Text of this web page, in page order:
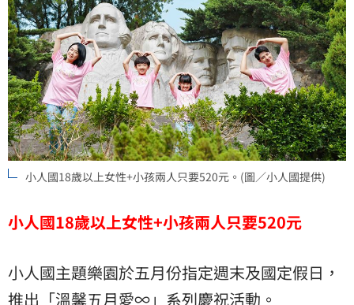
小人國18歲以上女性+小孩兩人只要520元。(圖／小人國提供)
小人國18歲以上女性+小孩兩人只要520元
小人國主題樂園於五月份指定週末及國定假日，
推出「溫馨五月愛∞」系列慶祝活動。